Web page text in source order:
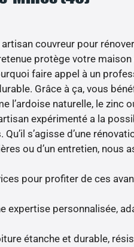
couvreur pour
protège votre
faire appel à un
Grâce à ça, vous
l’ardoise naturelle, le zinc
expérimenté a la
s’agisse d’une
ou d’un entretien, nous
pour profiter de ces
expertise personnalisée,
étanche et durable,